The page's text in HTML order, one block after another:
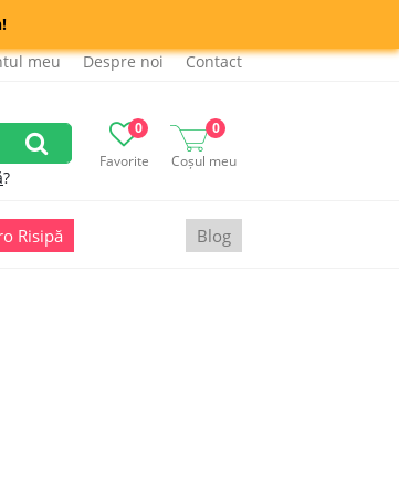
meu Despre noi Contact
Favorite
0
Coșul meu
0
?
Risipă Blog